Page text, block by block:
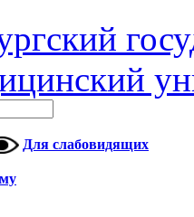
Для слабовидящих